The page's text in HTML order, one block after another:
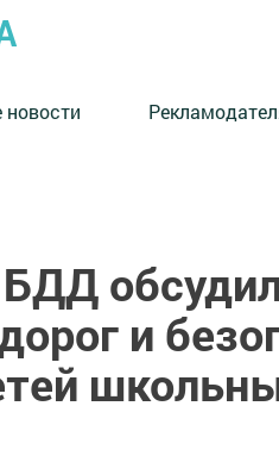
новости
и